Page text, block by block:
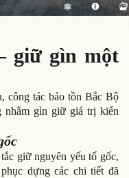
giữ gìn một
công tác bảo tồn Bắc Bộ
nhằm gìn giữ giá trị kiến
giữ nguyên yếu tố gốc,
dựng các chi tiết đã